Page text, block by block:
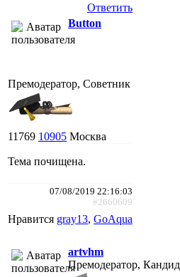
Ответить
Button
Премодератор, Советник
11769 10905 Москва
Тема почищена.
07/08/2019 22:16:03
#2660609
Нравится gray13, GoAqua
artvhm
Премодератор,